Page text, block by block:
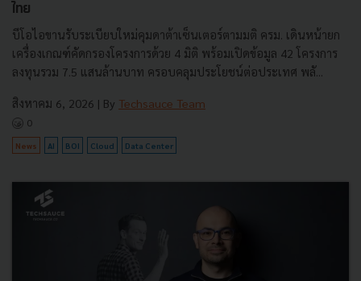
ไทย
บีโอไอขานรับระเบียบใหม่คุมดาต้าเซ็นเตอร์ตามมติ ครม. เดินหน้ายก
เครื่องเกณฑ์คัดกรองโครงการด้วย 4 มิติ พร้อมเปิดข้อมูล 42 โครงการ
ลงทุนรวม 7.5 แสนล้านบาท ครอบคลุมประโยชน์ต่อประเทศ พลั...
สิงหาคม 6, 2026 | By Techsauce Team
0
News AI BOI Cloud Data Center